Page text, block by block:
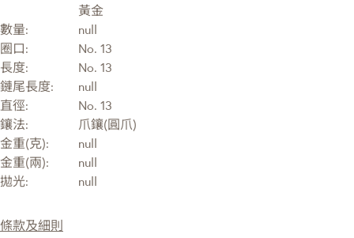
黃金
數量:
null
圈口:
No. 13
長度:
No. 13
鏈尾長度:
null
直徑:
No. 13
鑲法:
爪鑲(圓爪)
金重(克):
null
金重(兩):
null
拋光:
null
條款及細則